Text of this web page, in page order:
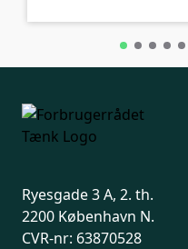
Ryesgade 3 A, 2. th.
2200 København N.
CVR-nr: 63870528